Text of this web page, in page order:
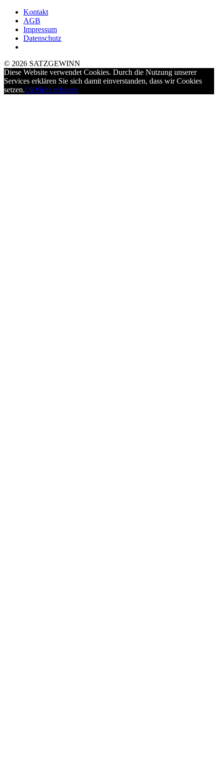
Kontakt
AGB
Impressum
Datenschutz
© 2026 SATZGEWINN
Diese Website verwendet Cookies. Durch die Nutzung unserer
Services erklären Sie sich damit einverstanden, dass wir Cookies
setzen.OkMehr erfahren